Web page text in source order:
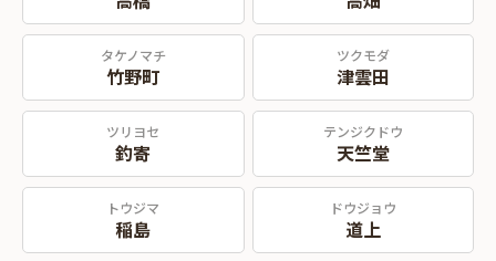
タケノマチ
竹野町
ツクモダ
津雲田
ツリヨセ
釣寄
テンジクドウ
天竺堂
トウジマ
稲島
ドウジョウ
道上